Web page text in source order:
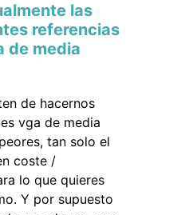
las
referencias
de media
de hacernos
vga de media
tan solo el
coste /
lo que quieres
Y por supuesto